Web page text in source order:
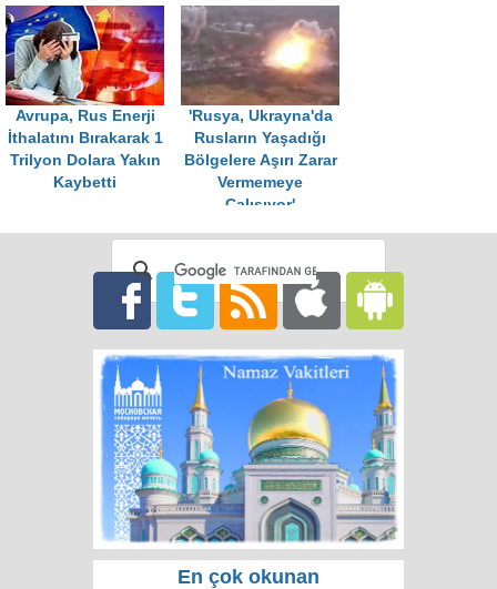
Avrupa, Rus Enerji
İthalatını Bırakarak 1
Trilyon Dolara Yakın
Kaybetti
'Rusya, Ukrayna'da
Rusların Yaşadığı
Bölgelere Aşırı Zarar
Vermemeye
Çalışıyor'
En çok okunan